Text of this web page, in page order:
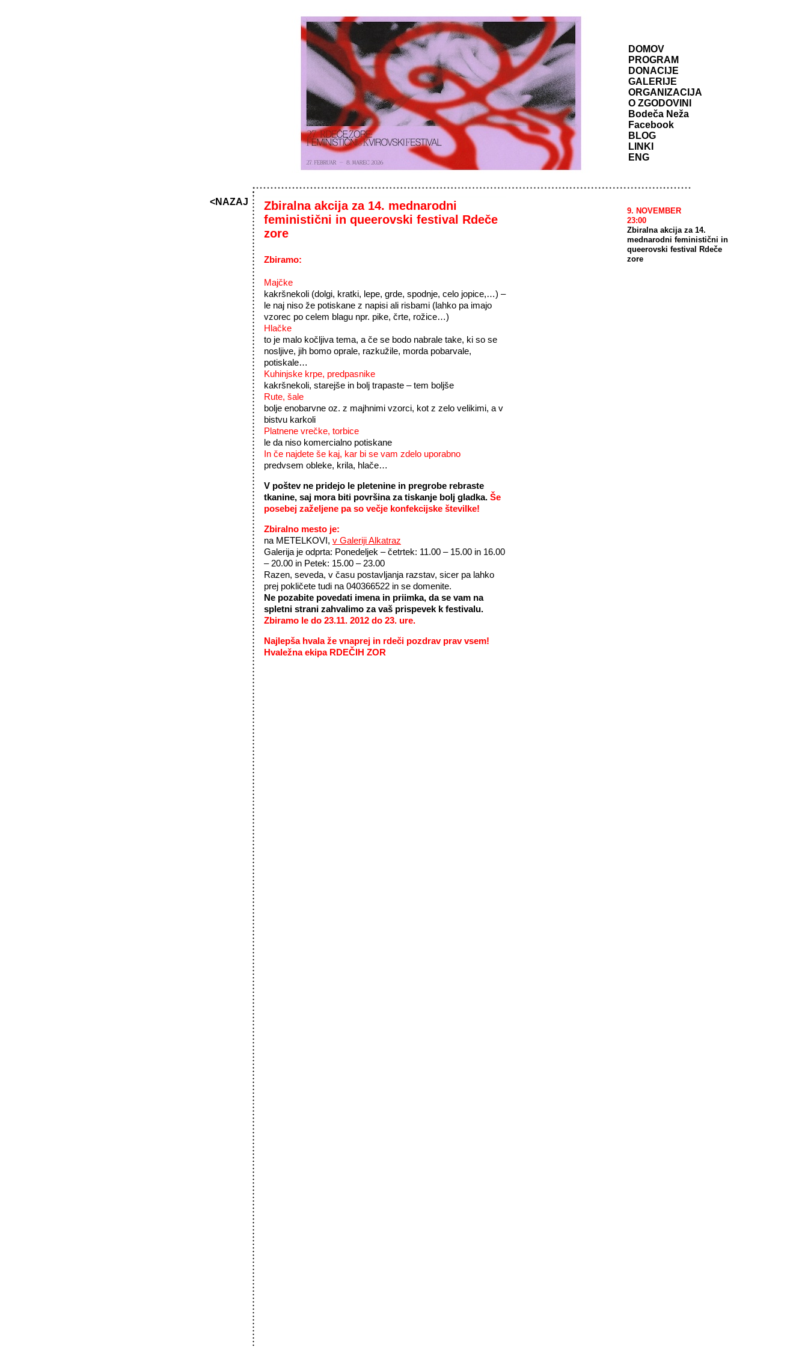
DOMOV
PROGRAM
DONACIJE
GALERIJE
ORGANIZACIJA
O ZGODOVINI
Bodeča Neža
Facebook
BLOG
LINKI
ENG
<NAZAJ
Zbiralna akcija za 14. mednarodni
feministični in queerovski festival Rdeče
zore
Zbiramo:
Majčke
kakršnekoli (dolgi, kratki, lepe, grde, spodnje, celo jopice,…) –
le naj niso že potiskane z napisi ali risbami (lahko pa imajo
vzorec po celem blagu npr. pike, črte, rožice…)
Hlačke
to je malo kočljiva tema, a če se bodo nabrale take, ki so se
nosljive, jih bomo oprale, razkužile, morda pobarvale,
potiskale…
Kuhinjske krpe, predpasnike
kakršnekoli, starejše in bolj trapaste – tem boljše
Rute, šale
bolje enobarvne oz. z majhnimi vzorci, kot z zelo velikimi, a v
bistvu karkoli
Platnene vrečke, torbice
le da niso komercialno potiskane
In če najdete še kaj, kar bi se vam zdelo uporabno
predvsem obleke, krila, hlače…
V poštev ne pridejo le pletenine in pregrobe rebraste
tkanine, saj mora biti površina za tiskanje bolj gladka. Še
posebej zaželjene pa so večje konfekcijske številke!
Zbiralno mesto je:
na METELKOVI, v Galeriji Alkatraz
Galerija je odprta: Ponedeljek – četrtek: 11.00 – 15.00 in 16.00
– 20.00 in Petek: 15.00 – 23.00
Razen, seveda, v času postavljanja razstav, sicer pa lahko
prej pokličete tudi na 040366522 in se domenite.
Ne pozabite povedati imena in priimka, da se vam na
spletni strani zahvalimo za vaš prispevek k festivalu.
Zbiramo le do 23.11. 2012 do 23. ure.
Najlepša hvala že vnaprej in rdeči pozdrav prav vsem!
Hvaležna ekipa RDEČIH ZOR
9. NOVEMBER
23:00
Zbiralna akcija za 14.
mednarodni feministični in
queerovski festival Rdeče
zore